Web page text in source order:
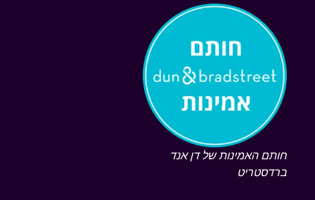
חותם האמינות של דן אנד
ברדסטריט